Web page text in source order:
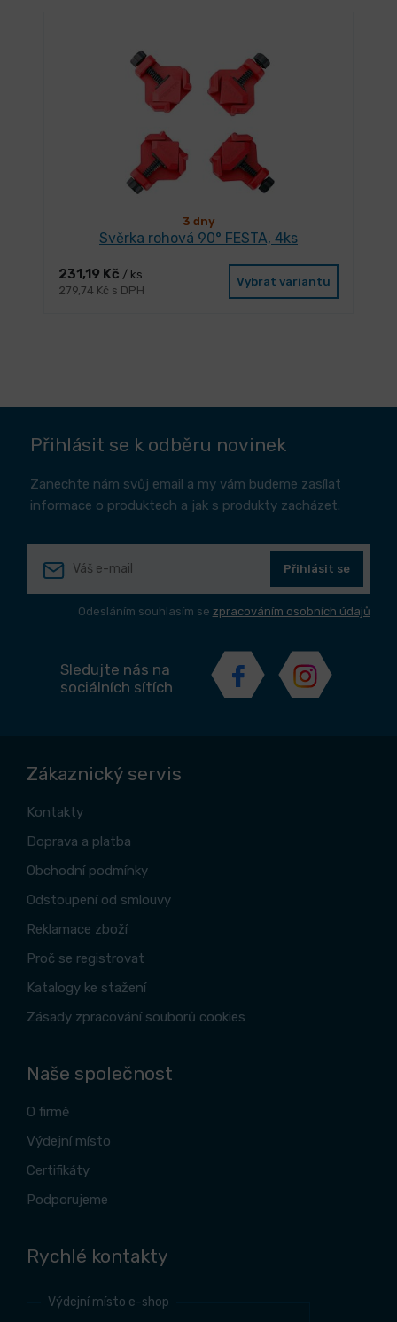
3 dny
Svěrka rohová 90° FESTA, 4ks
231,19 Kč / ks
279,74 Kč s DPH
Vybrat variantu
Přihlásit se k odběru novinek
Zanechte nám svůj email a my vám budeme zasílat
informace o produktech a jak s produkty zacházet.
Přihlásit se
Odesláním souhlasím se zpracováním osobních údajů
Sledujte nás na
sociálních sítích
Zákaznický servis
Kontakty
Doprava a platba
Obchodní podmínky
Odstoupení od smlouvy
Reklamace zboží
Proč se registrovat
Katalogy ke stažení
Zásady zpracování souborů cookies
Naše společnost
O firmě
Výdejní místo
Certifikáty
Podporujeme
Rychlé kontakty
Výdejní místo e-shop